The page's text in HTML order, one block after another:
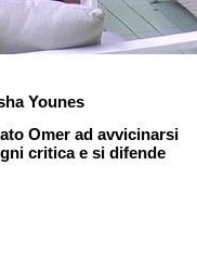
Younes
Omer ad avvicinarsi
critica e si difende